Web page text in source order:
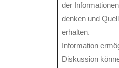
der
denken und
erhalten.
Information
Diskussion